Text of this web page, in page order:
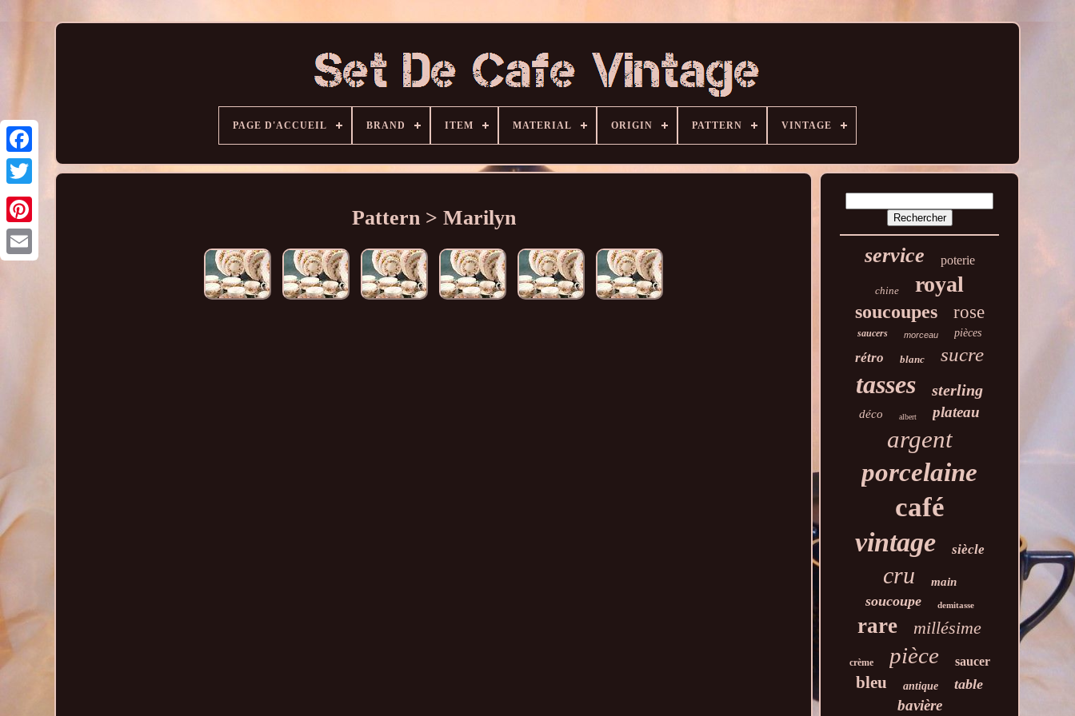
PAGE D'ACCUEIL BRAND ITEM MATERIAL ORIGIN PATTERN VINTAGE
Pattern > Marilyn
service
poterie
chine royal
soucoupes rose
saucers morceau pièces
rétro blanc sucre
tasses sterling
déco albert plateau
argent
porcelaine
café
vintage siècle
cru main
soucoupe demitasse
rare millésime
crème pièce saucer
bleu antique table
bavière